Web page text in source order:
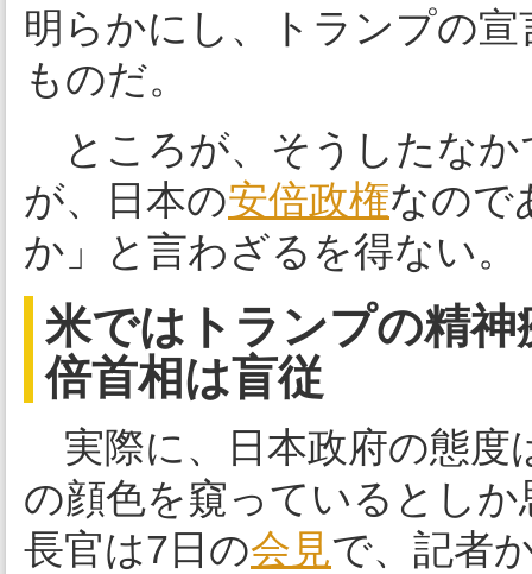
明らかにし、トランプの
ものだ。
ところが、そうしたなか
が、日本の安倍政権なので
か」と言わざるを得ない。
米ではトランプの精
倍首相は盲従
実際に、日本政府の態度
の顔色を窺っているとし
長官は7日の会見で、記者